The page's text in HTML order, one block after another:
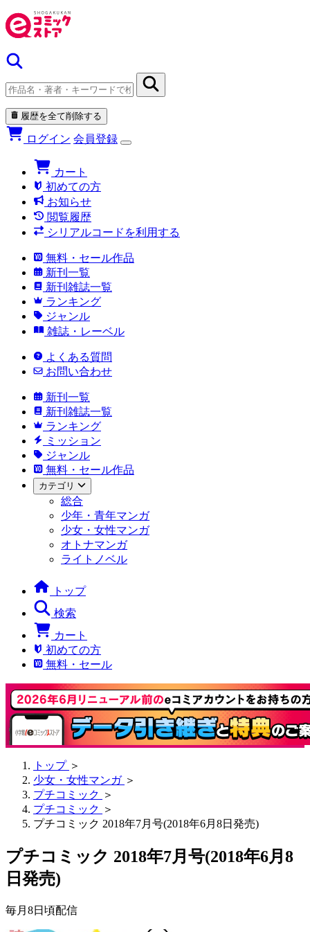
履歴を全て削除する
ログイン 会員登録
カート
初めての方
お知らせ
閲覧履歴
シリアルコードを利用する
無料・セール作品
新刊一覧
新刊雑誌一覧
ランキング
ジャンル
雑誌・レーベル
よくある質問
お問い合わせ
新刊一覧
新刊雑誌一覧
ランキング
ミッション
ジャンル
無料・セール作品
カテゴリ
総合
少年・青年マンガ
少女・女性マンガ
オトナマンガ
ライトノベル
トップ
検索
カート
初めての方
無料・セール
トップ ＞
少女・女性マンガ ＞
プチコミック ＞
プチコミック ＞
プチコミック 2018年7月号(2018年6月8日発売)
プチコミック 2018年7月号(2018年6月8
日発売)
毎月8日頃配信